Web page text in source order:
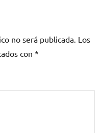
no será publicada. Los
con *